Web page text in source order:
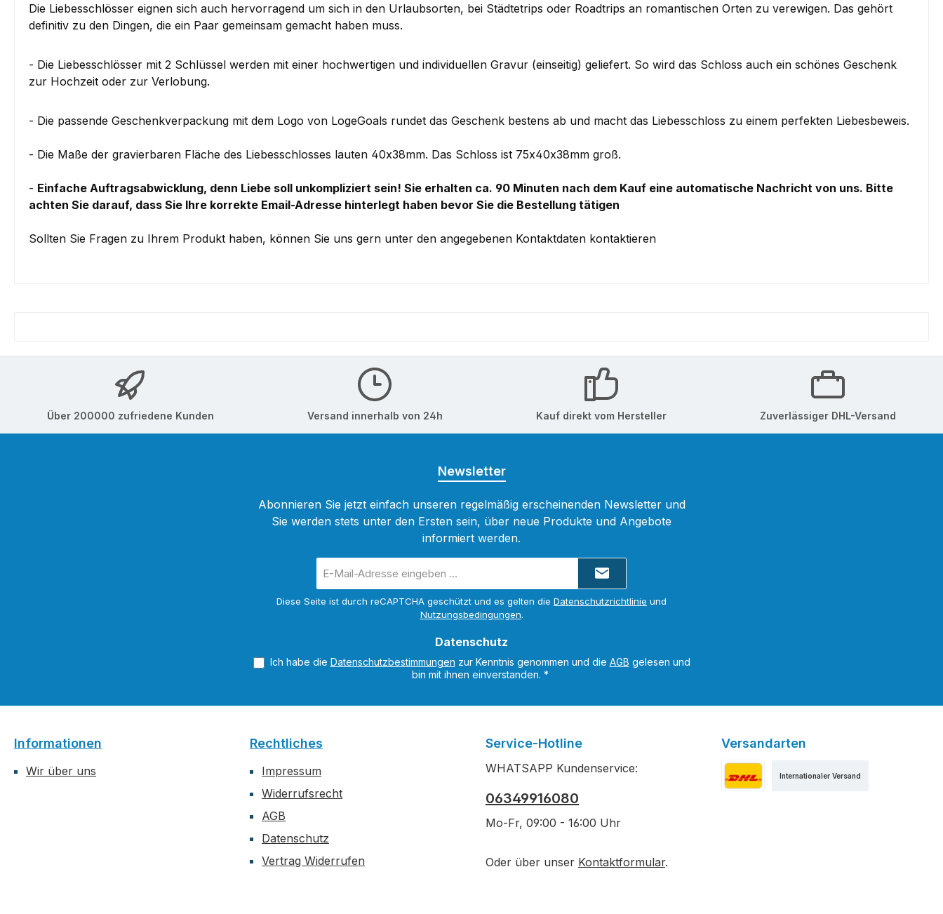
Die Liebesschlösser eignen sich auch hervorragend um sich in den Urlaubsorten, bei Städtetrips oder Roadtrips an romantischen Orten zu verewigen. Das gehört
definitiv zu den Dingen, die ein Paar gemeinsam gemacht haben muss.
- Die Liebesschlösser mit 2 Schlüssel werden mit einer hochwertigen und individuellen Gravur (einseitig) geliefert. So wird das Schloss auch ein schönes Geschenk
zur Hochzeit oder zur Verlobung.
- Die passende Geschenkverpackung mit dem Logo von LogeGoals rundet das Geschenk bestens ab und macht das Liebesschloss zu einem perfekten Liebesbeweis.
- Die Maße der gravierbaren Fläche des Liebesschlosses lauten 40x38mm. Das Schloss ist 75x40x38mm groß.
- Einfache Auftragsabwicklung, denn Liebe soll unkompliziert sein! Sie erhalten ca. 90 Minuten nach dem Kauf eine automatische Nachricht von uns. Bitte
achten Sie darauf, dass Sie Ihre korrekte Email-Adresse hinterlegt haben bevor Sie die Bestellung tätigen
Sollten Sie Fragen zu Ihrem Produkt haben, können Sie uns gern unter den angegebenen Kontaktdaten kontaktieren
Über 200000 zufriedene Kunden Versand innerhalb von 24h Kauf direkt vom Hersteller Zuverlässiger DHL-Versand
Newsletter
Abonnieren Sie jetzt einfach unseren regelmäßig erscheinenden Newsletter und
Sie werden stets unter den Ersten sein, über neue Produkte und Angebote
informiert werden.
Mail-
Diese Seite ist durch reCAPTCHA geschützt und es gelten die Datenschutzrichtlinie und
Nutzungsbedingungen.
Datenschutz
Ich habe die Datenschutzbestimmungen zur Kenntnis genommen und die AGB gelesen und
bin mit ihnen einverstanden. *
Informationen
Wir über uns
Rechtliches
Impressum
Widerrufsrecht
AGB
Datenschutz
Vertrag Widerrufen
Service-Hotline
WHATSAPP Kundenservice:
06349916080
Mo-Fr, 09:00 - 16:00 Uhr
Oder über unser Kontaktformular.
Versandarten
Internationaler Versand